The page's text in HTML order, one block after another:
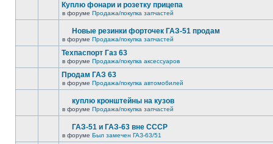
Куплю фонари и розетку прицепа
в форуме Продажа/покупка запчастей
Новые резинки форточек ГАЗ-51 продам
в форуме Продажа/покупка запчастей
Техпаспорт Газ 63
в форуме Продажа/покупка аксессуаров
Продам ГАЗ 63
в форуме Продажа/покупка автомобилей
куплю кронштейны на кузов
в форуме Продажа/покупка запчастей
ГАЗ-51 и ГАЗ-63 вне СССР
в форуме Был замечен ГАЗ-63/51